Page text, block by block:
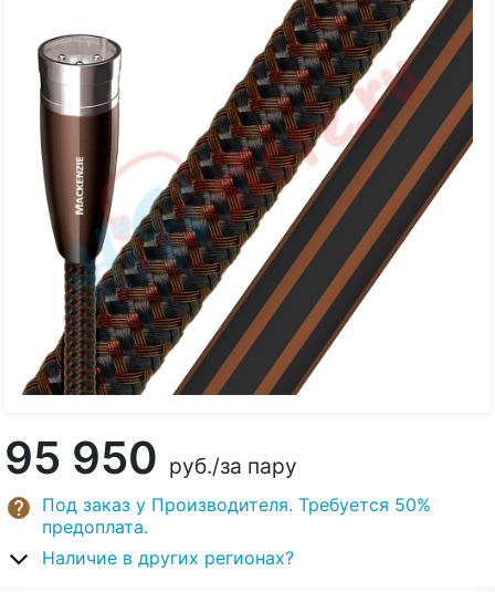
95 950 руб./за пару
Под заказ у Производителя. Требуется 50%
предоплата.
Наличие в других регионах?